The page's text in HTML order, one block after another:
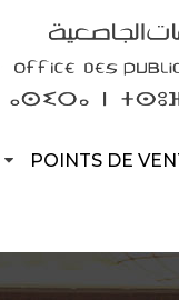
POINTS DE